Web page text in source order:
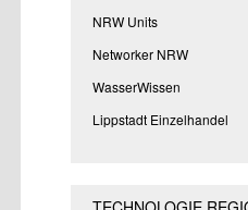
NRW Units
Networker NRW
WasserWissen
Lippstadt Einzelhandel